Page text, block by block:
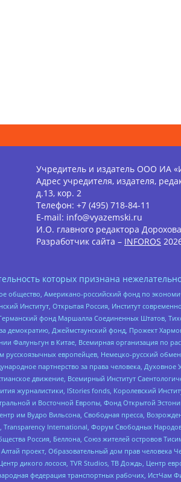
Учредитель и издатель ООО ИА
Адрес учредителя, издателя,
д.13, кор. 2
Телефон: +7 (495) 718-84-11
E-mail: info@vyazemski.ru
И.О. главного редактора
Разработчик сайта – INFOROS
которых признана
Американо-российский фонд по
Институт, Открытая Россия, Институт
фонд Маршалла Соединенных Штатов,
демократию, Джеймстаунский фонд, Прожект
в Китае, Всемирная организация по
европейцев, Немецко-русский
партнерство за права человека, Духовное
движение, Всемирный Институт
журналистики, IStories fonds, Королевский
и Восточной Европы, Фонд Открытой
им Вудро Вильсона, Свободная пресса,
International, Форум Свободных
Россия, Беллона, Союз жителей островов
проект, Образовательный дом прав
дикого лосося, TVR Studios, ТВ Дождь, Центр
федерация транспортных рабочих, ИстЧам